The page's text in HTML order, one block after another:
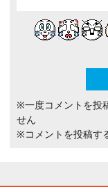
※一度コメントを投
せん
※コメントを投稿す